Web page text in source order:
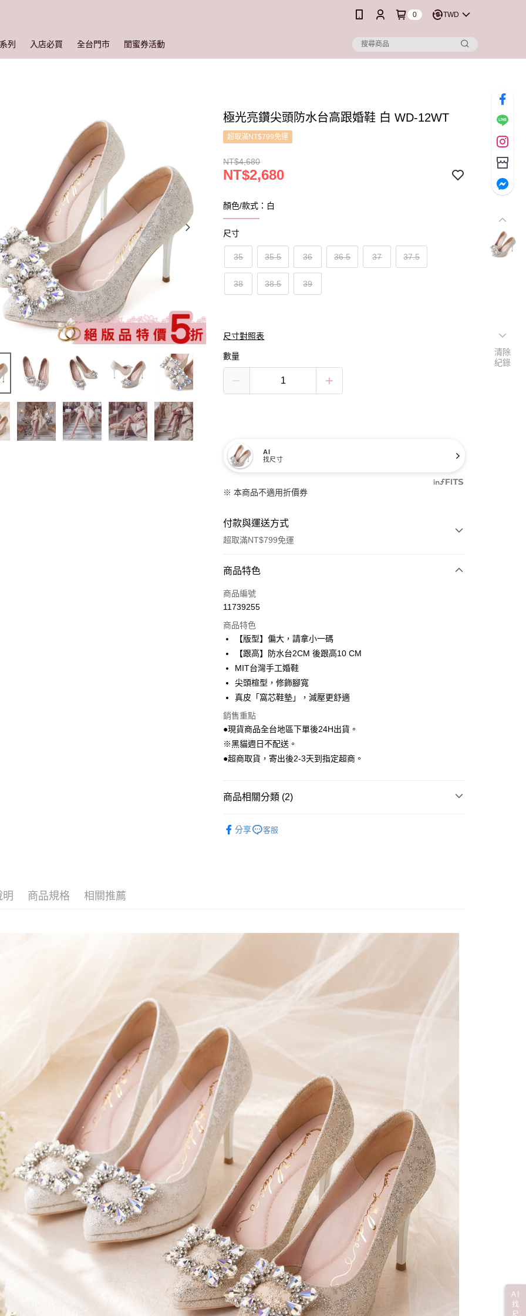
0 TWD
列 入店必買 全台門市 閨蜜券活動
極光亮鑽尖頭防水台高跟婚鞋 白 WD-12WT
超取滿NT$799免運
NT$4,680
NT$2,680
顏色/款式：白
尺寸
35 35.5 36 36.5 37 37.5
38 38.5 39
尺寸對照表
數量
AI
找尺寸
※ 本商品不適用折價券
付款與運送方式
超取滿NT$799免運
付款方式
信用卡一次付款
LINE Pay
Apple Pay
街口支付
Google Pay
大哥付你分期
相關說明
【大哥付你分期使用說明】
1.本服務由台灣大哥大提供，台灣大哥大用戶可立即使用無須另外申請。
3.實際核准額度、可分期數及費用金額請依後續交易確認頁面所載為準。
無法說明評估內容。
款買賣價金債權讓與本公司後，依約使用本公司帳單繳交帳款。
2.基於同意付款使用「大哥付你分期」之契約關係目的，商店將以您的個人
資料（包含姓名、電話或地址）提供予台灣大哥大進項蒐集、處理及利
用，由本公司與您本人進行分期帳單所需資料之確認、核對及更正。
3.完整用戶服務條款，請詳閱以下連結：
AFTEE先享後付
AFTEE先享後付是「在收到商品之後才付款」的支付方式。 讓您購物簡單
便利好安心！
２．便利：只要手機號碼，簡訊認證，即可結帳。
３．安心：先確認商品／服務後，再付款。
先享後付繳納相關費用。
※ 交易是否成功請以「AFTEE先享後付 」之結帳頁面顯示為準，若有關於
是否繳費成功／繳費後需取消欲退款等相關疑問，請聯繫「AFTEE先享後
https://netprotections.freshdesk.com/support/home
１．透過由恩沛科技股份有限公司提供之「AFTEE先享後付」服務完成之
交易，需依本服務之必要範圍內提供個人資料，並將交易相關給付款項請
２．關於個人資料處理事宜，請瀏覽以下網址：
https://aftee.tw/terms/#terms3
３．未成年的使用者請事先徵得法定代理人或監護人之同意方可使用
「AFTEE先享後付」，若未經同意申辦者引起之損失，本公司不負相關責
任。
４．使用「AFTEE先享後付」時，將依據個別帳號之用戶狀況，依本公司
即時審查核予不同之上限額度；若仍有額度不足之情形，本公司將視審查
結果請求用戶進行身份認證。
５．嚴禁一人註冊多個帳號或使用他人資訊註冊。若發現惡意使用之情
形，恩沛科技股份有限公司將有權停止該用戶之使用額度並採取法律行
ATM付款
7-11付款取貨
每筆NT$80，滿NT$799(含以上)免運費
付款後7-11取貨
每筆NT$80，滿NT$799(含以上)免運費
每筆NT$80，滿NT$799(含以上)免運費
離島黑貓宅配
每筆NT$200
付款後門市自取
免運費
貨到付款
每筆NT$80，滿NT$799(含以上)免運費
商品特色
商品編號
11739255
商品特色
【版型】偏大，請拿小一碼
【跟高】防水台2CM 後跟高10 CM
MIT台灣手工婚鞋
尖頭楦型，修飾腳寬
真皮「窩芯鞋墊」，減壓更舒適
銷售重點
●現貨商品全台地區下單後24H出貨。
※黑貓週日不配送。
●超商取貨，寄出後2-3天到指定超商。
商品相關分類 (2)
分享 客服
明 商品規格 相關推薦
清除
紀錄
AI
找
尺